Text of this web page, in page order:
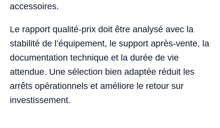
accessoires.
Le rapport qualité-prix doit être analysé avec la
stabilité de l’équipement, le support après-vente, la
documentation technique et la durée de vie
attendue. Une sélection bien adaptée réduit les
arrêts opérationnels et améliore le retour sur
investissement.